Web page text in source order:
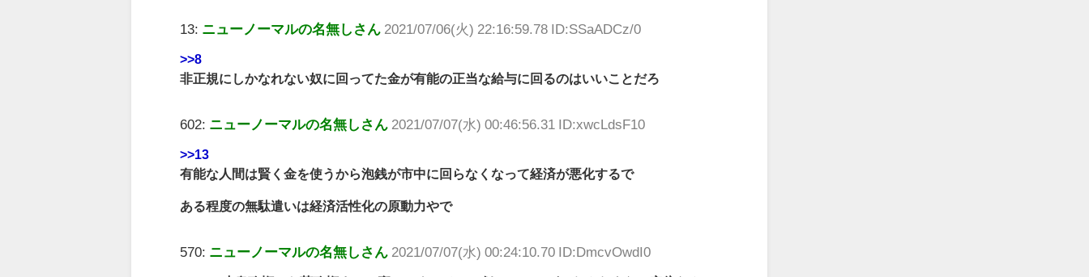
13: ニューノーマルの名無しさん 2021/07/06(火) 22:16:59.78 ID:SSaADCz/0
>>8
非正規にしかなれない奴に回ってた金が有能の正当な給与に回るのはいいことだろ
602: ニューノーマルの名無しさん 2021/07/07(水) 00:46:56.31 ID:xwcLdsF10
>>13
有能な人間は賢く金を使うから泡銭が市中に回らなくなって経済が悪化するで
ある程度の無駄遣いは経済活性化の原動力やで
570: ニューノーマルの名無しさん 2021/07/07(水) 00:24:10.70 ID:DmcvOwdI0